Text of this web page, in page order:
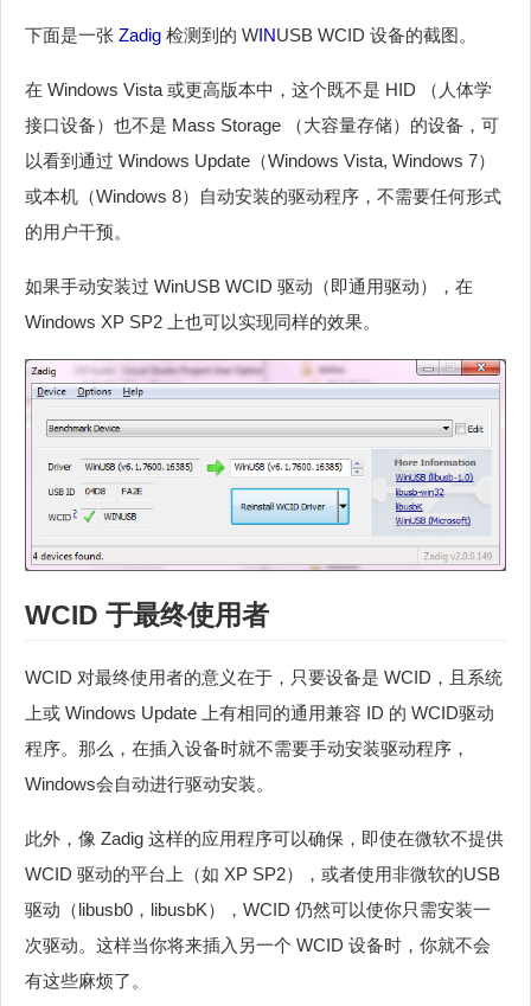
下面是一张 Zadig 检测到的 WINUSB WCID 设备的截图。
在 Windows Vista 或更高版本中，这个既不是 HID （人体学
接口设备）也不是 Mass Storage （大容量存储）的设备，可
以看到通过 Windows Update（Windows Vista, Windows 7）
或本机（Windows 8）自动安装的驱动程序，不需要任何形式
的用户干预。
如果手动安装过 WinUSB WCID 驱动（即通用驱动），在
Windows XP SP2 上也可以实现同样的效果。
WCID 于最终使用者
WCID 对最终使用者的意义在于，只要设备是 WCID，且系统
上或 Windows Update 上有相同的通用兼容 ID 的 WCID驱动
程序。那么，在插入设备时就不需要手动安装驱动程序，
Windows会自动进行驱动安装。
此外，像 Zadig 这样的应用程序可以确保，即使在微软不提供
WCID 驱动的平台上（如 XP SP2），或者使用非微软的USB
驱动（libusb0，libusbK），WCID 仍然可以使你只需安装一
次驱动。这样当你将来插入另一个 WCID 设备时，你就不会
有这些麻烦了。